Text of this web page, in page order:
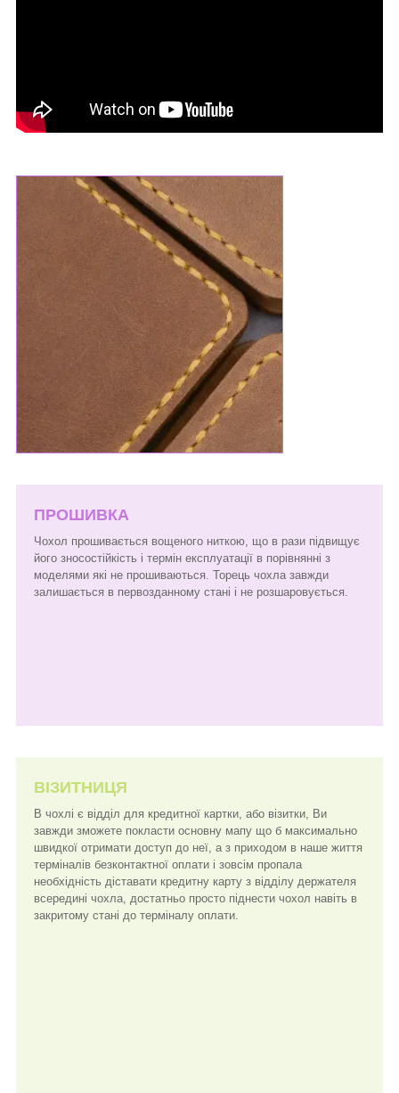
ПРОШИВКА
Чохол прошивається вощеного ниткою, що в рази підвищує
його зносостійкість і термін експлуатації в порівнянні з
моделями які не прошиваються. Торець чохла завжди
залишається в первозданному стані і не розшаровується.
ВІЗИТНИЦЯ
В чохлі є відділ для кредитної картки, або візитки, Ви
завжди зможете покласти основну мапу що б максимально
швидкої отримати доступ до неї, а з приходом в наше життя
терміналів безконтактної оплати і зовсім пропала
необхідність діставати кредитну карту з відділу держателя
всередині чохла, достатньо просто піднести чохол навіть в
закритому стані до терміналу оплати.